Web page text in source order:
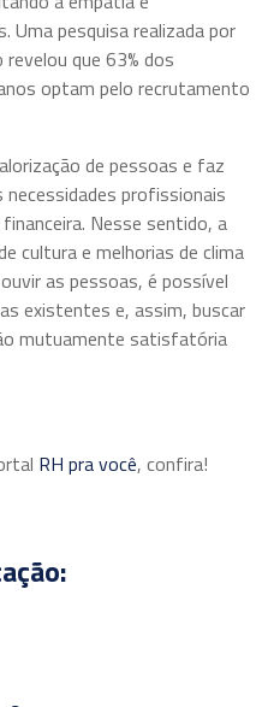
Uma pesquisa realizada por
que 63% dos
optam pelo recrutamento
de pessoas e faz
necessidades profissionais
Nesse sentido, a
cultura e melhorias de clima
as pessoas, é possível
existentes e, assim, buscar
mutuamente satisfatória
RH pra você, confira!